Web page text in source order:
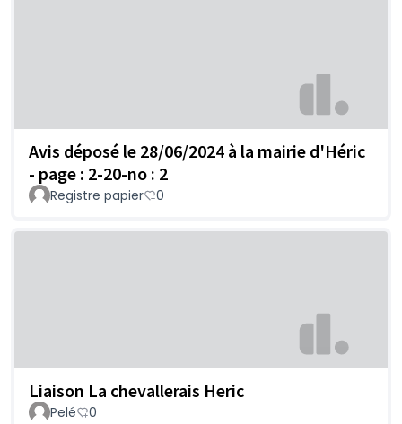
Avis déposé le 28/06/2024 à la mairie d'Héric
- page : 2-20-no : 2
Registre papier 0
Liaison La chevallerais Heric
Pelé 0